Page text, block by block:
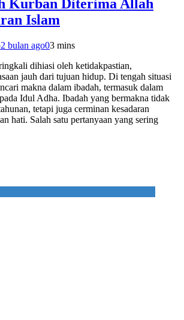
Kurban Diterima Allah
Islam
2 bulan ago03 mins
dihiasi oleh ketidakpastian,
jauh dari tujuan hidup. Di tengah situasi
makna dalam ibadah, termasuk dalam
Idul Adha. Ibadah yang bermakna tidak
tetapi juga cerminan kesadaran
hati. Salah satu pertanyaan yang sering